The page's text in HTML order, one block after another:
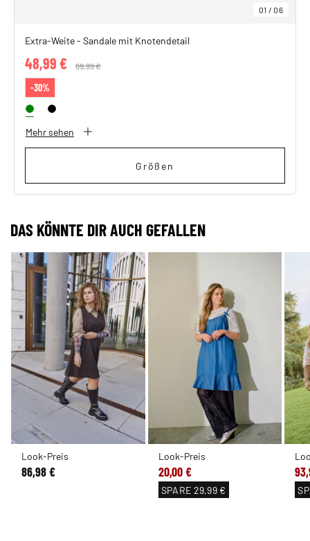
01 /06
Extra-Weite - Sandale mit Knotendetail
Price reduced from
69,99 €
48,99 €
-30%
Mehr sehen
Größen
DAS KÖNNTE DIR AUCH GEFALLEN
Look-Preis
86,98 €
Look-Preis
20,00 €
SPARE 29,99 €